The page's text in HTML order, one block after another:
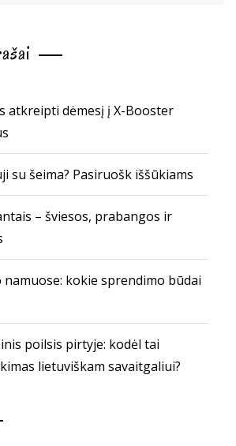
atkreipti dėmesį į X-Booster
su šeima? Pasiruošk iššūkiams
– šviesos, prabangos ir
kokie sprendimo būdai
poilsis pirtyje: kodėl tai
lietuviškam savaitgaliui?